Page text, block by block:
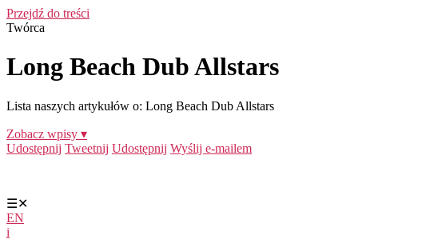
Przejdź do treści
Twórca
Long Beach Dub Allstars
Lista naszych artykułów o: Long Beach Dub Allstars
Zobacz wpisy ▾
Udostępnij Tweetnij Udostępnij Wyślij e-mailem
☰✕
EN
i